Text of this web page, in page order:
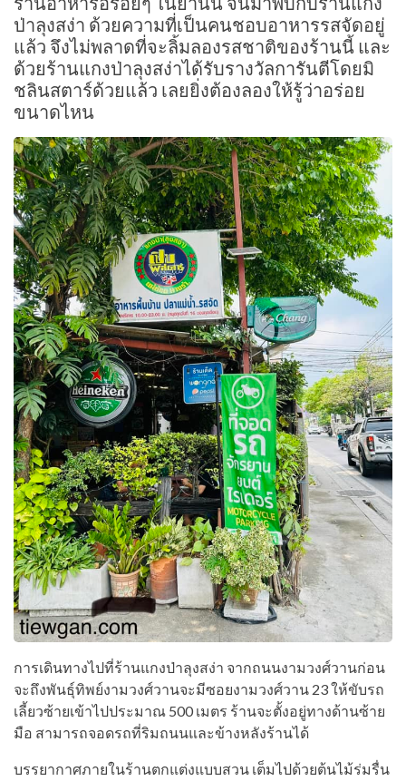
ป่าลุงสง่า ด้วยความที่เป็นคนชอบอาหารรสจัดอยู่
แล้ว จึงไม่พลาดที่จะลิ้มลองรสชาติของร้านนี้ และ
ด้วยร้านแกงป่าลุงสง่าได้รับรางวัลการันตีโดยมิ
ชลินสตาร์ด้วยแล้ว เลยยิ่งต้องลองให้รู้ว่าอร่อย
ขนาดไหน
การเดินทางไปที่ร้านแกงป่าลุงสง่า จากถนนงามวงศ์วานก่อน
จะถึงพันธุ์ทิพย์งามวงศ์วานจะมีซอยงามวงศ์วาน 23 ให้ขับรถ
เลี้ยวซ้ายเข้าไปประมาณ 500 เมตร ร้านจะตั้งอยู่ทางด้านซ้าย
มือ สามารถจอดรถที่ริมถนนและข้างหลังร้านได้
บรรยากาศภายในร้านตกแต่งแบบสวน เต็มไปด้วยต้นไม้ร่มรื่น